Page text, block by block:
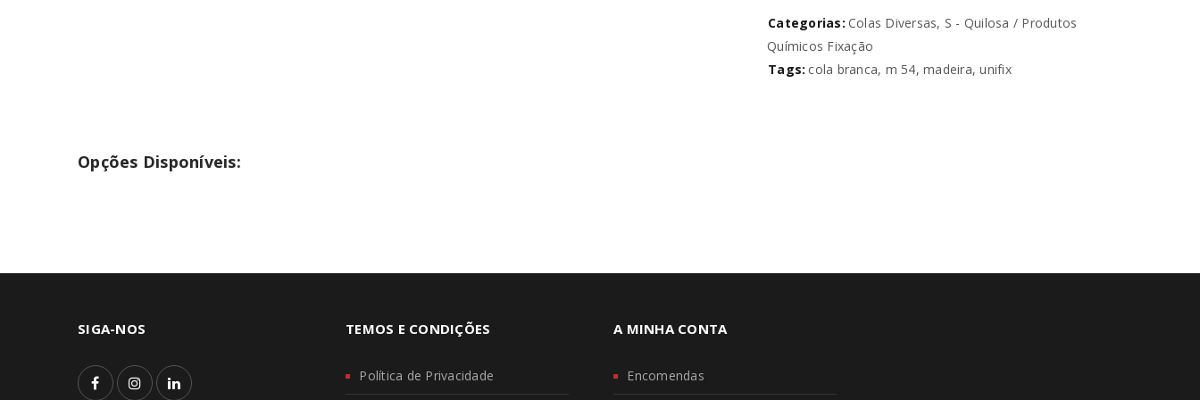
REGISTAR NOVA CONTA
Categorias: Colas Diversas, S - Quilosa / Produtos
Químicos Fixação
Tags: cola branca, m 54, madeira,unifix
Opções Disponíveis:
SIGA-NOS TEMOS E CONDIÇÕES
Política de Privacidade
A MINHA CONTA
Encomendas